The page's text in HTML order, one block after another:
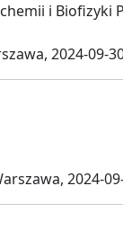
i Biofizyki
2024-09-
2024-